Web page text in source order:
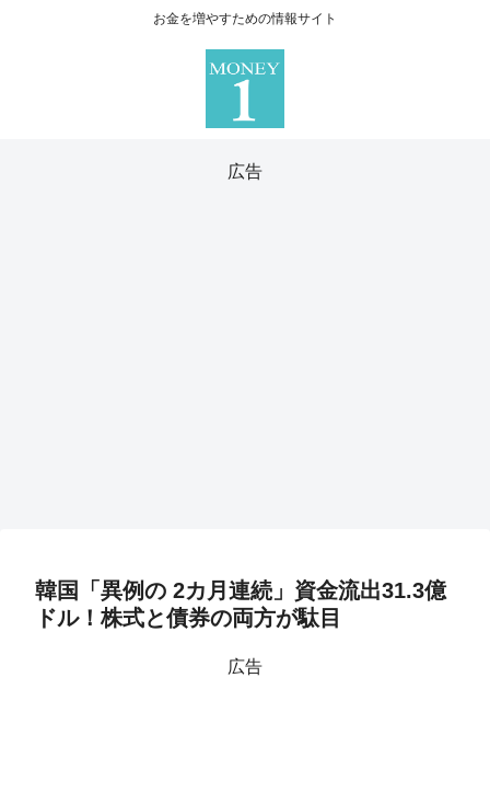
お金を増やすための情報サイト
広告
韓国「異例の 2カ月連続」資金流出31.3億
ドル！株式と債券の両方が駄目
広告